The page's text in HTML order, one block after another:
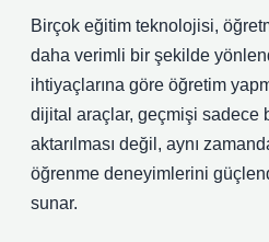
Birçok eğitim teknolojisi,
daha verimli bir şekilde
ihtiyaçlarına göre öğretim
dijital araçlar, geçmişi sadece
aktarılması değil, aynı
öğrenme deneyimlerini
sunar.